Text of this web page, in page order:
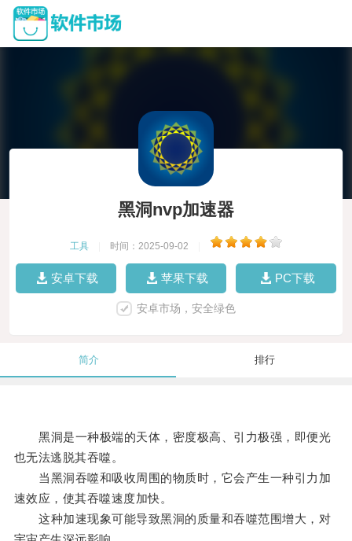
黑洞nvp加速器
工具 时间：2025-09-02
安卓下载 苹果下载 PC下载
安卓市场，安全绿色
简介 排行
黑洞是一种极端的天体，密度极高、引力极强，即便光
也无法逃脱其吞噬。
当黑洞吞噬和吸收周围的物质时，它会产生一种引力加
速效应，使其吞噬速度加快。
这种加速现象可能导致黑洞的质量和吞噬范围增大，对